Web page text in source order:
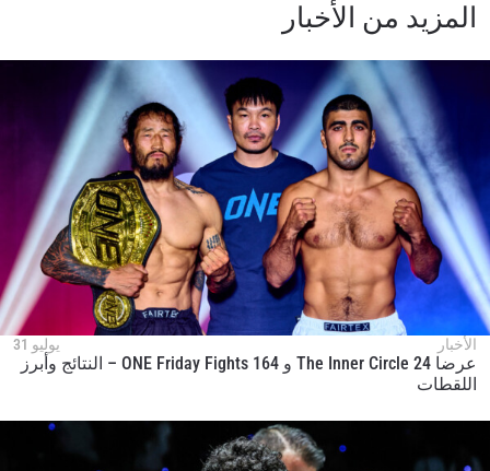
المزيد من الأخبار
الأخبار يوليو 31
عرضا The Inner Circle 24 و ONE Friday Fights 164 – النتائج وأبرز
اللقطات
المنافس
العرض
شاهد أبرز اللقطات
ابق على اطّلاع
خذ بطولة "ون" معك أينما ذهبت! اشترك الآن للوصول
إلى آخر الأخبار، وفتح العروض الخاصة والحصول على
أفضل المقاعد لعروضنا الحية.
البريد الإلكتروني
الإسم
إشترك
واستخدامها والإفصاح عنها بموجبسياسة الخصوصية.
يمكنك إلغاء الاشتراك في هذه المنشورات في أي وقت.